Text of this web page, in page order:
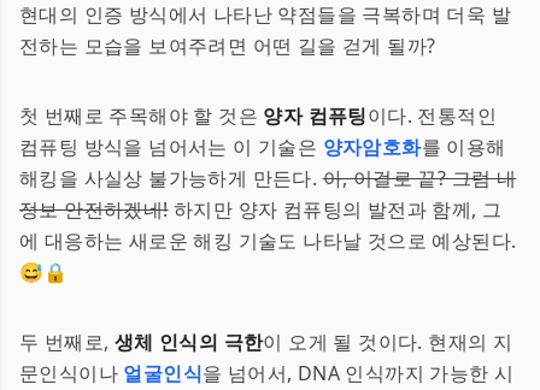
현대의 인증 방식에서 나타난 약점들을 극복하며 더욱 발
전하는 모습을 보여주려면 어떤 길을 걷게 될까?
첫 번째로 주목해야 할 것은 양자 컴퓨팅이다. 전통적인
컴퓨팅 방식을 넘어서는 이 기술은 양자암호화를 이용해
해킹을 사실상 불가능하게 만든다.아, 이걸로 끝? 그럼 내
정보 안전하겠네!하지만 양자 컴퓨팅의 발전과 함께, 그
에 대응하는 새로운 해킹 기술도 나타날 것으로 예상된다.
😅🔒
두 번째로, 생체 인식의 극한이 오게 될 것이다. 현재의 지
문인식이나 얼굴인식을 넘어서, DNA 인식까지 가능한 시